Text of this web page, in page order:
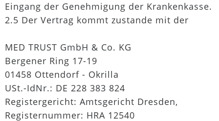
Eingang der Genehmigung der Krankenkasse.
2.5 Der Vertrag kommt zustande mit der
MED TRUST GmbH & Co. KG
Bergener Ring 17-19
01458 Ottendorf - Okrilla
USt.-IdNr.: DE 228 383 824
Registergericht: Amtsgericht Dresden,
Registernummer: HRA 12540